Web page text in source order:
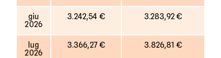
giu
2026
3.242,54 € 3.283,92 €
lug
2026
3.366,27 € 3.826,81 €